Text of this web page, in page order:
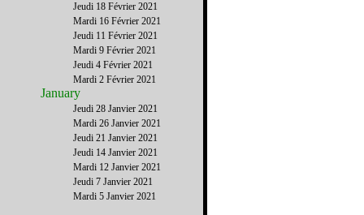
Jeudi 18 Février 2021
Mardi 16 Février 2021
Jeudi 11 Février 2021
Mardi 9 Février 2021
Jeudi 4 Février 2021
Mardi 2 Février 2021
January
Jeudi 28 Janvier 2021
Mardi 26 Janvier 2021
Jeudi 21 Janvier 2021
Jeudi 14 Janvier 2021
Mardi 12 Janvier 2021
Jeudi 7 Janvier 2021
Mardi 5 Janvier 2021